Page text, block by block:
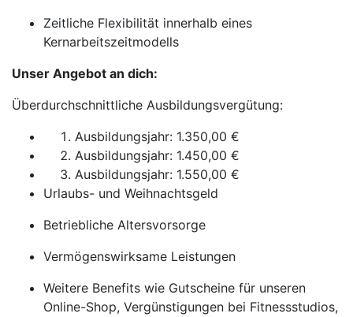
Zeitliche Flexibilität innerhalb eines
Kernarbeitszeitmodells
Unser Angebot an dich:
Überdurchschnittliche Ausbildungsvergütung:
Ausbildungsjahr: 1.350,00 €
Ausbildungsjahr: 1.450,00 €
Ausbildungsjahr: 1.550,00 €
Urlaubs- und Weihnachtsgeld
Betriebliche Altersvorsorge
Vermögenswirksame Leistungen
Weitere Benefits wie Gutscheine für unseren
Online-Shop, Vergünstigungen bei Fitnessstudios,